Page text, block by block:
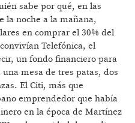
sabe por qué, en las
la noche a la mañana,
en comprar el 30% del
Telefónica, el
un fondo financiero para
mesa de tres patas, dos
El Citi, más que
emprendedor que había
en la época de Martínez